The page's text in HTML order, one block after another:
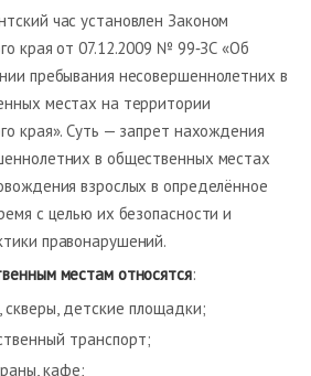
час установлен Законом
края от 07.12.2009 № 99‑ЗС «Об
пребывания несовершеннолетних в
местах на территории
края». Суть — запрет нахождения
в общественных местах
взрослых в определённое
с целью их безопасности и
правонарушений.
местам относятся:
скверы, детские площадки;
транспорт;
кафе;